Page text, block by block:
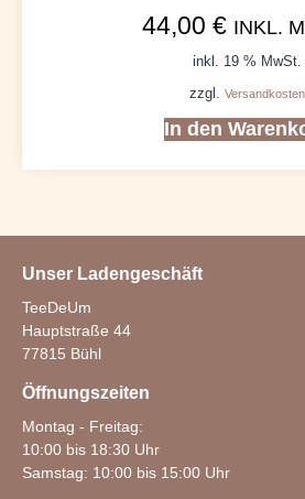
44,00 € INKL.
inkl. 19 % MwSt.
zzgl. Versandkosten
In den
Unser Ladengeschäft
TeeDeUm
Hauptstraße 44
77815 Bühl
Öffnungszeiten
Montag - Freitag:
10:00 bis 18:30 Uhr
Samstag: 10:00 bis 15:00 Uhr